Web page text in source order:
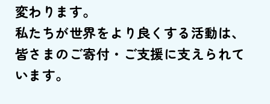
変わります。
私たちが世界をより良くする活動は、
皆さまのご寄付・ご支援に支えられて
います。